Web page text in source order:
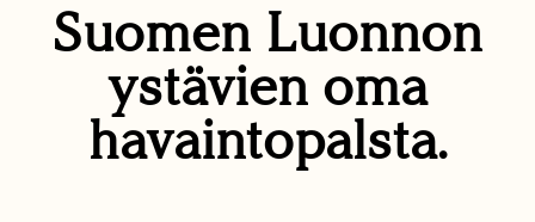
Suomen Luonnon
ystävien oma
havaintopalsta.